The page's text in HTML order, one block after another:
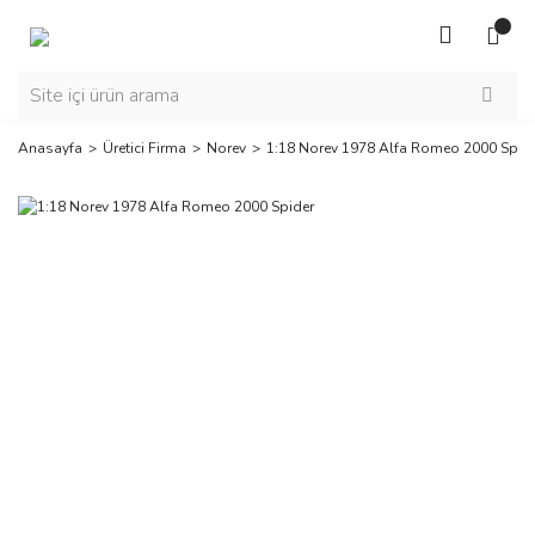
Anasayfa Üretici Firma Norev 1:18 Norev 1978 Alfa Romeo 2000